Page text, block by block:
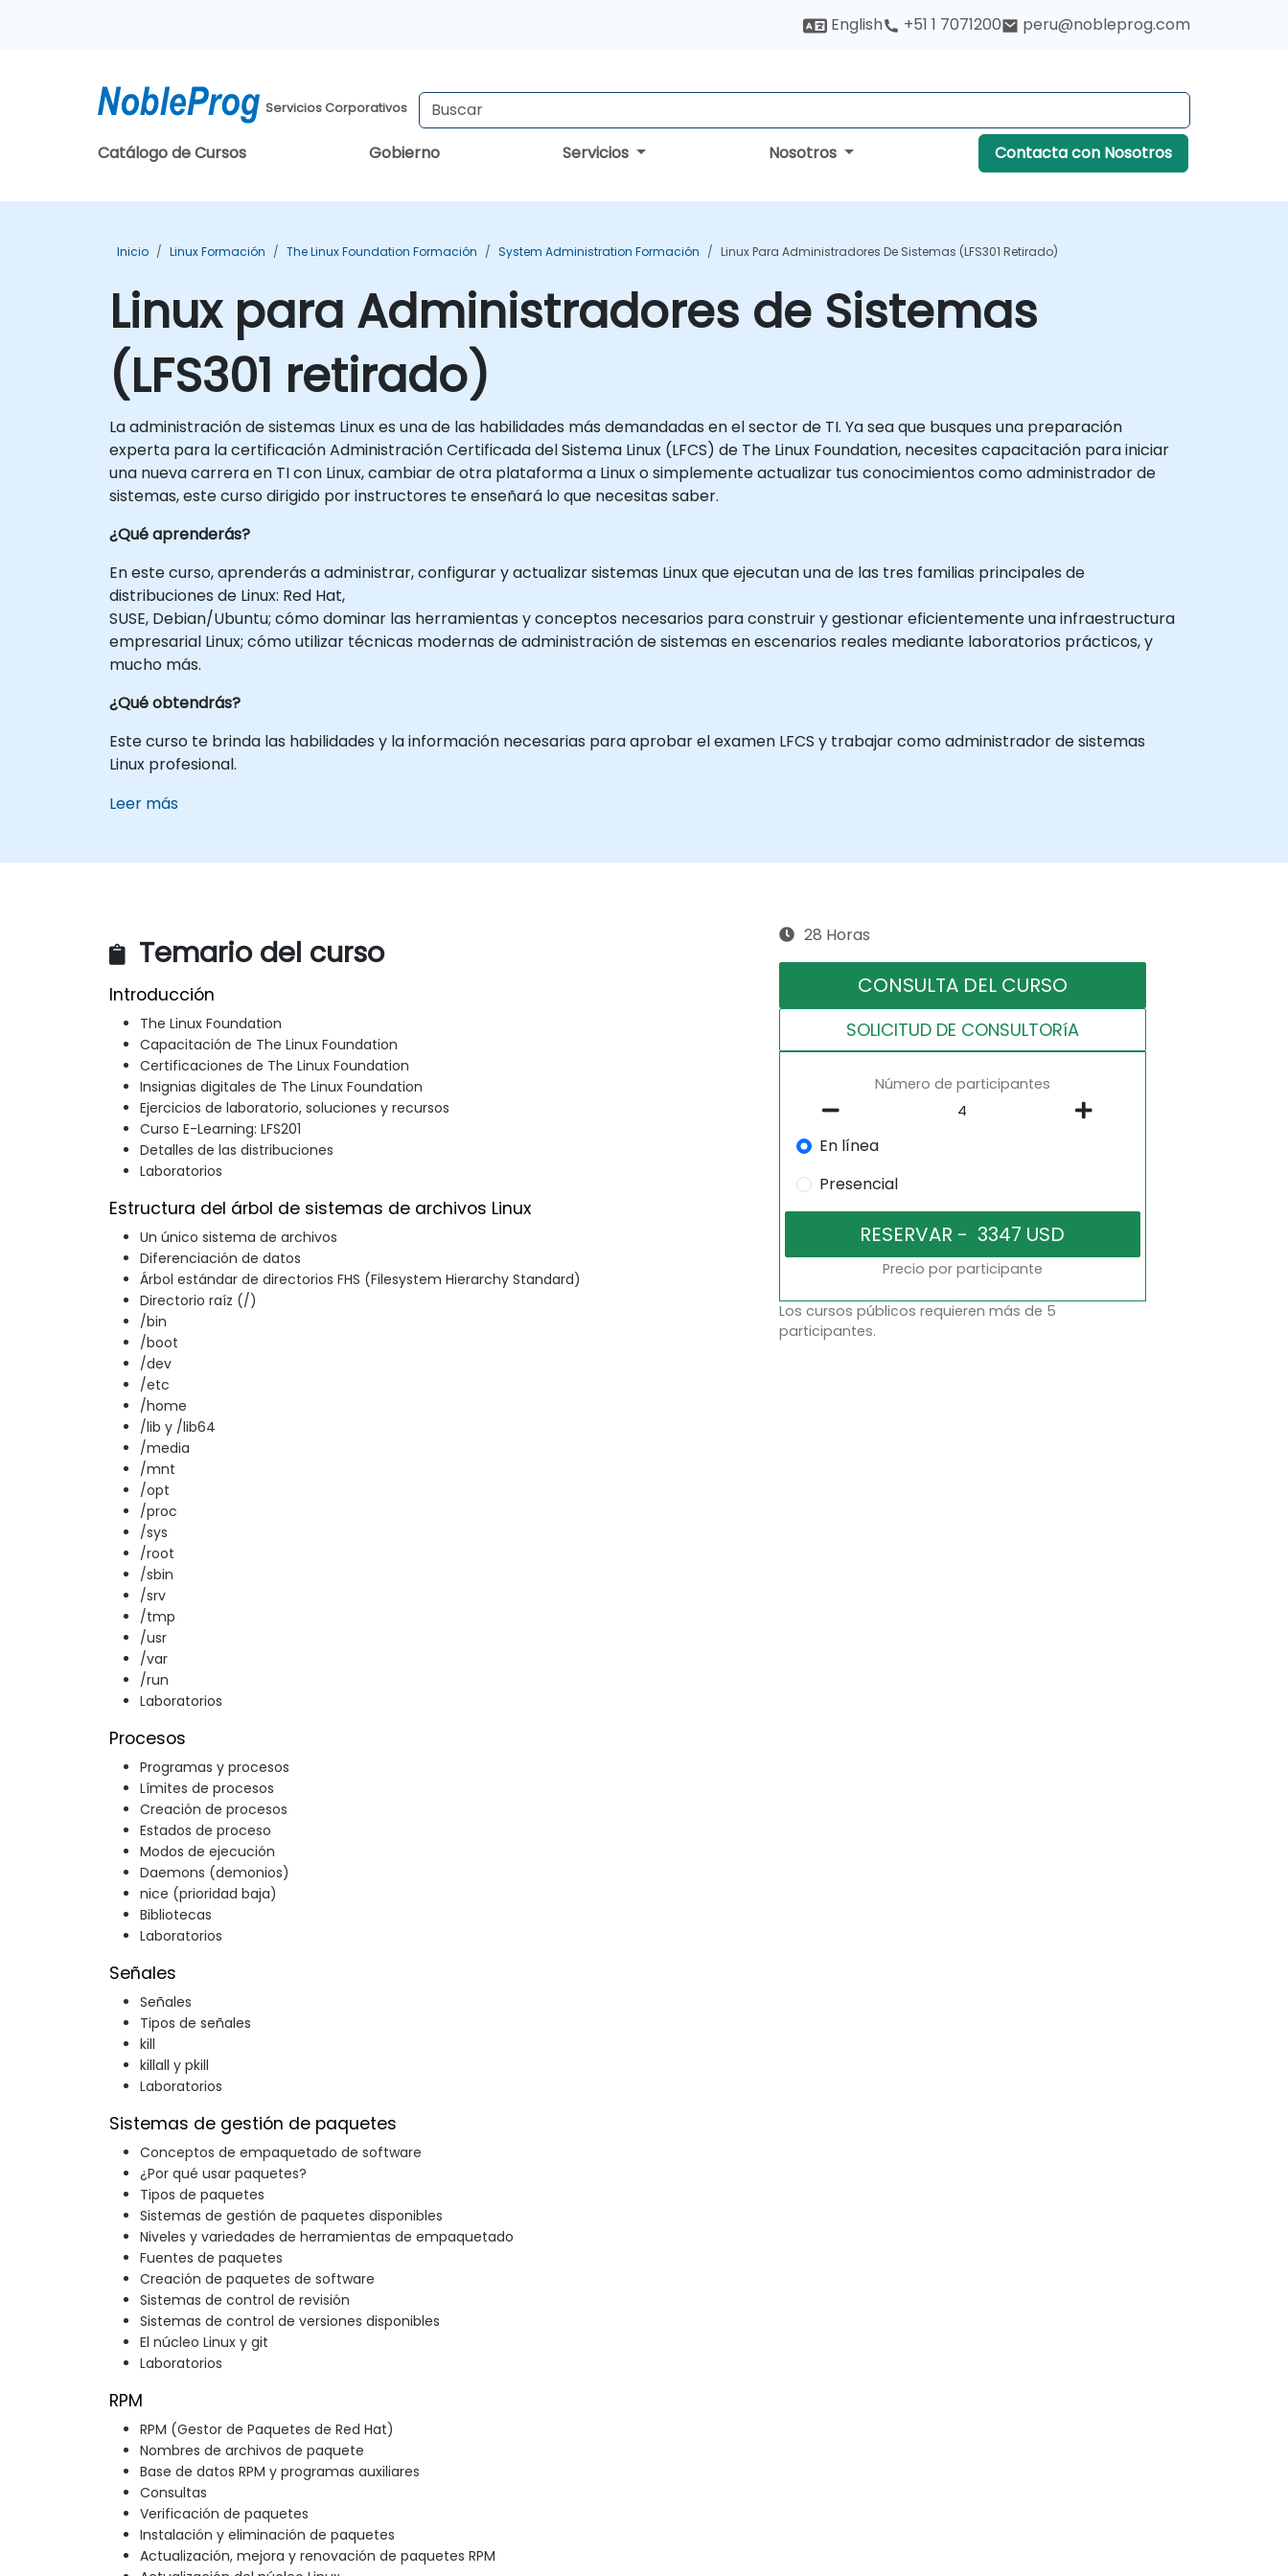
English +51 1 7071200 peru@nobleprog.com
Servicios Corporativos
Catálogo de Cursos Gobierno Servicios Nosotros Contacta con Nosotros
Inicio Linux Formación The Linux Foundation Formación System Administration Formación Linux Para Administradores De Sistemas (LFS301 Retirado)
Linux para Administradores de Sistemas
(LFS301 retirado)
La administración de sistemas Linux es una de las habilidades más demandadas en el sector de TI. Ya sea que busques una preparación
experta para la certificación Administración Certificada del Sistema Linux (LFCS) de The Linux Foundation, necesites capacitación para iniciar
una nueva carrera en TI con Linux, cambiar de otra plataforma a Linux o simplemente actualizar tus conocimientos como administrador de
sistemas, este curso dirigido por instructores te enseñará lo que necesitas saber.
¿Qué aprenderás?
En este curso, aprenderás a administrar, configurar y actualizar sistemas Linux que ejecutan una de las tres familias principales de
distribuciones de Linux: Red Hat,
SUSE, Debian/Ubuntu; cómo dominar las herramientas y conceptos necesarios para construir y gestionar eficientemente una infraestructura
empresarial Linux; cómo utilizar técnicas modernas de administración de sistemas en escenarios reales mediante laboratorios prácticos, y
mucho más.
¿Qué obtendrás?
Este curso te brinda las habilidades y la información necesarias para aprobar el examen LFCS y trabajar como administrador de sistemas
Linux profesional.
Leer más
Temario del curso
Introducción
The Linux Foundation
Capacitación de The Linux Foundation
Certificaciones de The Linux Foundation
Insignias digitales de The Linux Foundation
Ejercicios de laboratorio, soluciones y recursos
Curso E-Learning: LFS201
Detalles de las distribuciones
Laboratorios
Estructura del árbol de sistemas de archivos Linux
Un único sistema de archivos
Diferenciación de datos
Árbol estándar de directorios FHS (Filesystem Hierarchy Standard)
Directorio raíz (/)
/bin
/boot
/dev
/etc
/home
/lib y /lib64
/media
/mnt
/opt
/proc
/sys
/root
/sbin
/srv
/tmp
/usr
/var
/run
Laboratorios
Procesos
Programas y procesos
Límites de procesos
Creación de procesos
Estados de proceso
Modos de ejecución
Daemons (demonios)
nice (prioridad baja)
Bibliotecas
Laboratorios
Señales
Señales
Tipos de señales
kill
killall y pkill
Laboratorios
Sistemas de gestión de paquetes
Conceptos de empaquetado de software
¿Por qué usar paquetes?
Tipos de paquetes
Sistemas de gestión de paquetes disponibles
Niveles y variedades de herramientas de empaquetado
Fuentes de paquetes
Creación de paquetes de software
Sistemas de control de revisión
Sistemas de control de versiones disponibles
El núcleo Linux y git
Laboratorios
RPM
RPM (Gestor de Paquetes de Red Hat)
Nombres de archivos de paquete
Base de datos RPM y programas auxiliares
Consultas
Verificación de paquetes
Instalación y eliminación de paquetes
Actualización, mejora y renovación de paquetes RPM
28 Horas
CONSULTA DEL CURSO
SOLICITUD DE CONSULTORíA
Número de participantes
En línea
Presencial
Precio por participante
Los cursos públicos requieren más de 5
participantes.